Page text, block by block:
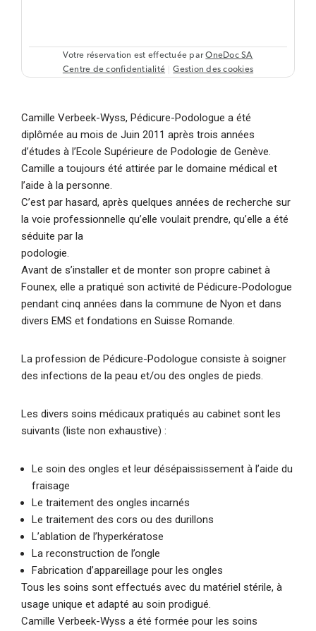
Camille Verbeek-Wyss, Pédicure-Podologue a été
diplômée au mois de Juin 2011 après trois années
d’études à l’Ecole Supérieure de Podologie de Genève.
Camille a toujours été attirée par le domaine médical et
l’aide à la personne.
C’est par hasard, après quelques années de recherche sur
la voie professionnelle qu’elle voulait prendre, qu’elle a été
séduite par la
podologie.
Avant de s’installer et de monter son propre cabinet à
Founex, elle a pratiqué son activité de Pédicure-Podologue
pendant cinq années dans la commune de Nyon et dans
divers EMS et fondations en Suisse Romande.
La profession de Pédicure-Podologue consiste à soigner
des infections de la peau et/ou des ongles de pieds.
Les divers soins médicaux pratiqués au cabinet sont les
suivants (liste non exhaustive) :
Le soin des ongles et leur désépaississement à l’aide du
fraisage
Le traitement des ongles incarnés
Le traitement des cors ou des durillons
L’ablation de l’hyperkératose
La reconstruction de l’ongle
Fabrication d’appareillage pour les ongles
Tous les soins sont effectués avec du matériel stérile, à
usage unique et adapté au soin prodigué.
Camille Verbeek-Wyss a été formée pour les soins